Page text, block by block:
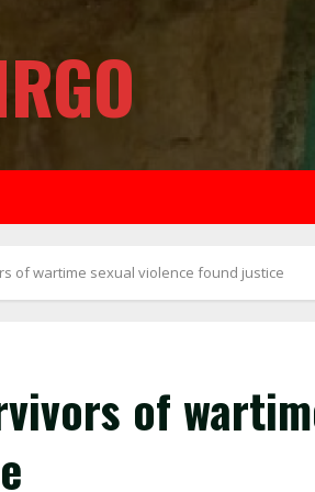
of wartime sexual violence found justice
of